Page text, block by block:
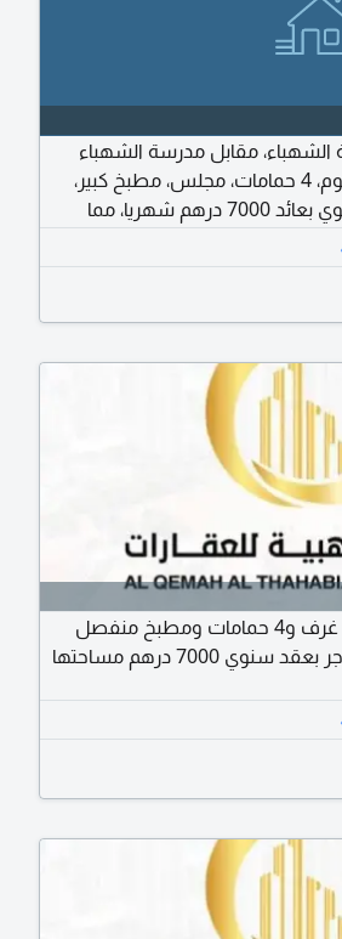
مقابل مدرسة الشهباء
الاعدادية للبنين. تتكون من 5 غرف نوم، 4 حمامات، مجلس، مطبخ كبير،
وكراج سيارة. الفيلا مؤجرة بعقد سنوي بعائد 7000 درهم شهريا، مما
فقط، والرجاء اعتذار المكاتب
للبيع فيلا في الشهباء طابق واحد 5 غرف و4 حمامات ومطبخ منفصل
وكراج سيارة كبير مغطاة بمظلة مؤجر بعقد سنوي 7000 درهم مساحتها